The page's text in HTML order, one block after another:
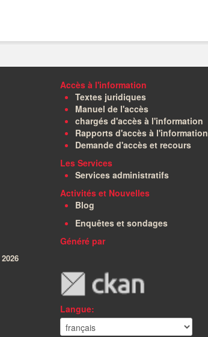
2026
Accès à l'information
Textes juridiques
Manuel de l'accès
chargés d'accès à l'information
Rapports d'accès à l'information
Demande d'accès et recours
Les Services
Services administratifs
Activités et Nouvelles
Blog
Enquêtes et sondages
Généré par
Langue